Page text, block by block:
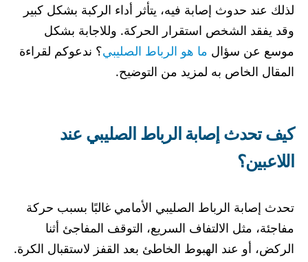
لذلك عند حدوث إصابة فيه، يتأثر أداء الركبة بشكل كبير
وقد يفقد الشخص استقرار الحركة. وللاجابة بشكل
موسع عن سؤال ما هو الرباط الصليبي؟ ندعوكم لقراءة
المقال الخاص به لمزيد من التوضيح.
كيف تحدث إصابة الرباط الصليبي عند
اللاعبين؟
تحدث إصابة الرباط الصليبي الأمامي غالبًا بسبب حركة
مفاجئة، مثل الالتفاف السريع، التوقف المفاجئ أثنا
الركض، أو عند الهبوط الخاطئ بعد القفز لاستقبال الكرة.